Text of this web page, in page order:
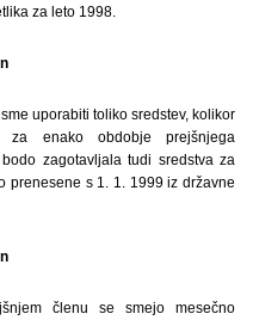
za leto 1998.
uporabiti toliko sredstev, kolikor
enako obdobje prejšnjega
zagotavljala tudi sredstva za
prenesene s 1. 1. 1999 iz državne
členu se smejo mesečno